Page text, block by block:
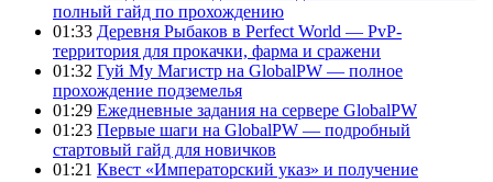
полный гайд по прохождению
01:33 Деревня Рыбаков в Perfect World — PvP-
территория для прокачки, фарма и сражени
01:32 Гуй Му Магистр на GlobalPW — полное
прохождение подземелья
01:29 Ежедневные задания на сервере GlobalPW
01:23 Первые шаги на GlobalPW — подробный
стартовый гайд для новичков
01:21 Квест «Императорский указ» и получение